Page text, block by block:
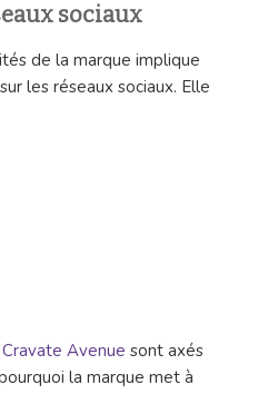
sociaux
de la marque implique
les réseaux sociaux. Elle
Cravate Avenue sont axés
la marque met à